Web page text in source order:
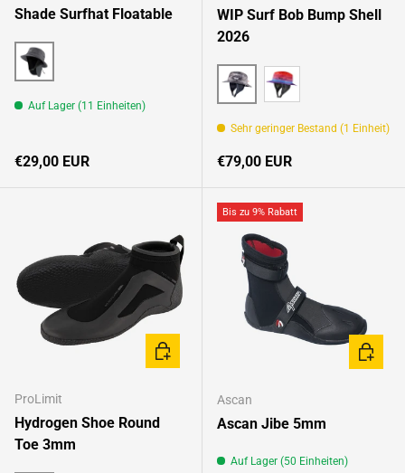
Shade Surfhat Floatable
Auf Lager (11 Einheiten)
Normaler Preis
€29,00 EUR
WIP Surf Bob Bump Shell
2026
Sehr geringer Bestand (1 Einheit)
Normaler Preis
€79,00 EUR
ProLimit
Hydrogen Shoe Round
Toe 3mm
OPTIONEN AUSWÄHLEN
Bis zu 9% Rabatt
Ascan
Ascan Jibe 5mm
Auf Lager (50 Einheiten)